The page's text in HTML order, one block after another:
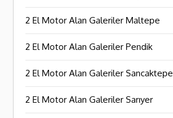
2 El Motor Alan Galeriler Maltepe
2 El Motor Alan Galeriler Pendik
2 El Motor Alan Galeriler Sancaktepe
2 El Motor Alan Galeriler Sarıyer